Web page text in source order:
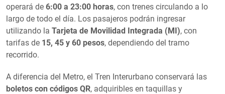
operará de 6:00 a 23:00 horas, con trenes circulando a lo
largo de todo el día. Los pasajeros podrán ingresar
utilizando la Tarjeta de Movilidad Integrada (MI), con
tarifas de 15, 45 y 60 pesos, dependiendo del tramo
recorrido.
A diferencia del Metro, el Tren Interurbano conservará las
boletos con códigos QR, adquiribles en taquillas y